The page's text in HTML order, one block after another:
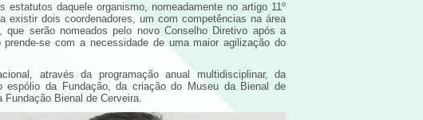
daquele organismo, nomeadamente no artigo 11º
dois coordenadores, um com competências na área
serão nomeados pelo novo Conselho Diretivo após a
se com a necessidade de uma maior agilização do
através da programação anual multidisciplinar, da
da Fundação, da criação do Museu da Bienal de
Bienal de Cerveira.